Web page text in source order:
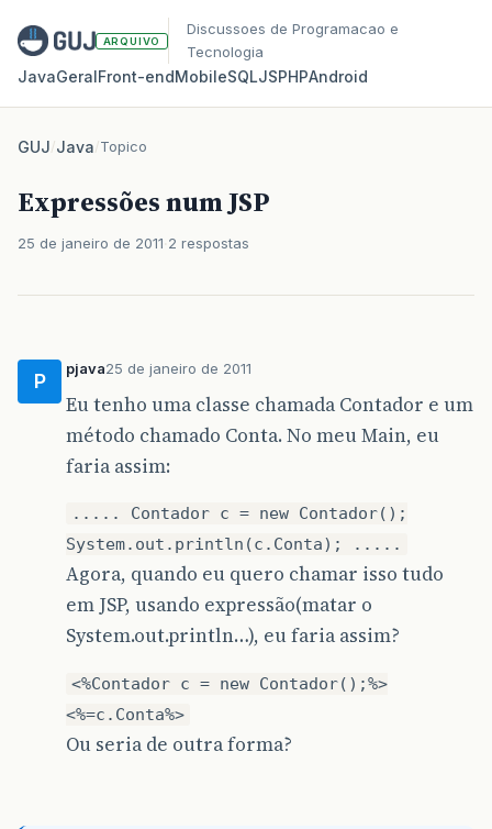
ARQUIVO
Discussoes de Programacao e
Tecnologia
JavaGeralFront‑endMobileSQLJSPHPAndroid
GUJ/Java/Topico
Expressões num JSP
25 de janeiro de 2011 2 respostas
P
pjava25 de janeiro de 2011
Eu tenho uma classe chamada Contador e um
método chamado Conta. No meu Main, eu
faria assim:
..... Contador c = new Contador();
System.out.println(c.Conta); .....
Agora, quando eu quero chamar isso tudo
em JSP, usando expressão(matar o
System.out.println…), eu faria assim?
<%Contador c = new Contador();%>
<%=c.Conta%>
Ou seria de outra forma?